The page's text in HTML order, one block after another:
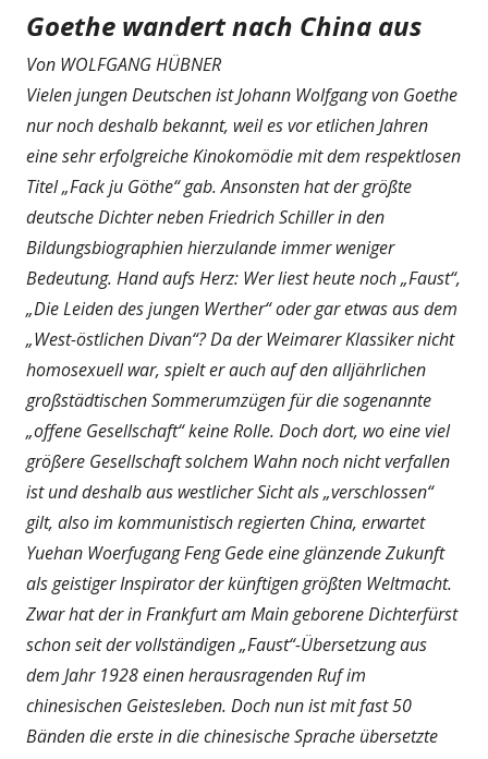
Goethe wandert nach China aus
Von WOLFGANG HÜBNER
Vielen jungen Deutschen ist Johann Wolfgang von Goethe
nur noch deshalb bekannt, weil es vor etlichen Jahren
eine sehr erfolgreiche Kinokomödie mit dem respektlosen
Titel „Fack ju Göthe“ gab. Ansonsten hat der größte
deutsche Dichter neben Friedrich Schiller in den
Bildungsbiographien hierzulande immer weniger
Bedeutung. Hand aufs Herz: Wer liest heute noch „Faust“,
„Die Leiden des jungen Werther“ oder gar etwas aus dem
„West-östlichen Divan“? Da der Weimarer Klassiker nicht
homosexuell war, spielt er auch auf den alljährlichen
großstädtischen Sommerumzügen für die sogenannte
„offene Gesellschaft“ keine Rolle. Doch dort, wo eine viel
größere Gesellschaft solchem Wahn noch nicht verfallen
ist und deshalb aus westlicher Sicht als „verschlossen“
gilt, also im kommunistisch regierten China, erwartet
Yuehan Woerfugang Feng Gede eine glänzende Zukunft
als geistiger Inspirator der künftigen größten Weltmacht.
Zwar hat der in Frankfurt am Main geborene Dichterfürst
schon seit der vollständigen „Faust“-Übersetzung aus
dem Jahr 1928 einen herausragenden Ruf im
chinesischen Geistesleben. Doch nun ist mit fast 50
Bänden die erste in die chinesische Sprache übersetzte